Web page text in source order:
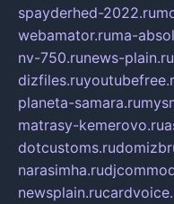
spayderhed-2022.ru
webamator.ruma-
nv-750.runews-plain.ru
dizfiles.ru
planeta-samara.ru
matrasy-kemerovo.ru
dotcustoms.ru
narasimha.ru
newsplain.ru